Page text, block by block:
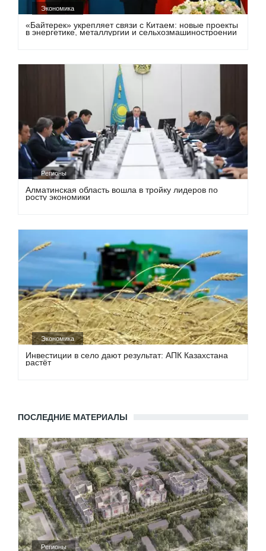
Экономика
«Байтерек» укрепляет связи с Китаем: новые проекты
в энергетике, металлургии и сельхозмашиностроении
Регионы
Алматинская область вошла в тройку лидеров по
росту экономики
Экономика
Инвестиции в село дают результат: АПК Казахстана
растёт
ПОСЛЕДНИЕ МАТЕРИАЛЫ
Регионы